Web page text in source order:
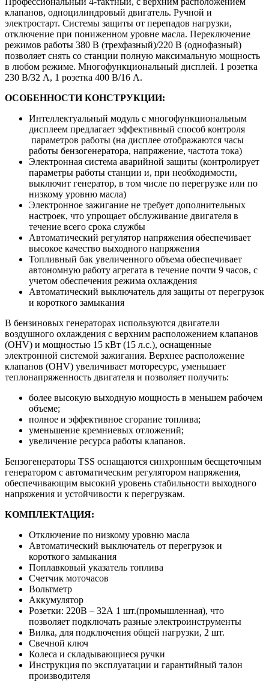
клапанов, одноцилиндровый двигатель. Ручной и
электростарт. Системы защиты от перепадов нагрузки,
отключение при пониженном уровне масла. Переключение
режимов работы 380 В (трехфазный)/220 В (однофазный)
позволяет снять со станции полную максимальную мощность
в любом режиме. Многофункциональный дисплей. 1 розетка
230 В/32 А, 1 розетка 400 В/16 А.
ОСОБЕННОСТИ КОНСТРУКЦИИ:
Интеллектуальный модуль с многофункциональным
дисплеем предлагает эффективный способ контроля
параметров работы (на дисплее отображаются часы
работы бензогенератора, напряжение, частота тока)
Электронная система аварийной защиты (контролирует
параметры работы станции и, при необходимости,
выключит генератор, в том числе по перегрузке или по
низкому уровню масла)
Электронное зажигание не требует дополнительных
настроек, что упрощает обслуживание двигателя в
течение всего срока службы
Автоматический регулятор напряжения обеспечивает
высокое качество выходного напряжения
Топливный бак увеличенного объема обеспечивает
автономную работу агрегата в течение почти 9 часов, с
учетом обеспечения режима охлаждения
Автоматический выключатель для защиты от перегрузок
и короткого замыкания
В бензиновых генераторах используются двигатели
воздушного охлаждения с верхним расположением клапанов
(OHV) и мощностью 15 кВт (15 л.с.), оснащенные
электронной системой зажигания. Верхнее расположение
клапанов (OHV) увеличивает моторесурс, уменьшает
теплонапряженность двигателя и позволяет получить:
более высокую выходную мощность в меньшем рабочем
объеме;
полное и эффективное сгорание топлива;
уменьшение кремниевых отложений;
увеличение ресурса работы клапанов.
Бензогенераторы TSS оснащаются синхронным беcщеточным
генератором с автоматическим регулятором напряжения,
обеспечивающим высокий уровень стабильности выходного
напряжения и устойчивости к перегрузкам.
КОМПЛЕКТАЦИЯ:
Отключение по низкому уровню масла
Автоматический выключатель от перегрузок и
короткого замыкания
Поплавковый указатель топлива
Счетчик моточасов
Вольтметр
Аккумулятор
Розетки: 220В – 32А 1 шт.(промышленная), что
позволяет подключать разные электроинструменты
Вилка, для подключения общей нагрузки, 2 шт.
Свечной ключ
Колеса и складывающиеся ручки
Инструкция по эксплуатации и гарантийный талон
производителя